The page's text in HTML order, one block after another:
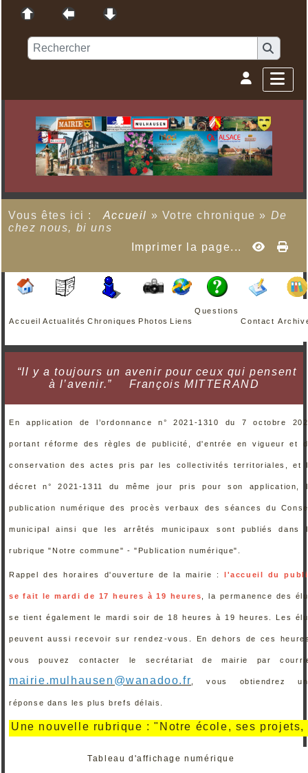
Vous êtes ici : Accueil » Votre chronique » De
chez nous, bi uns
Imprimer la page...
Accueil Actualités Chroniques Photos Liens
Questions
Contact
“Il y a toujours un avenir pour ceux qui pensent
à l’avenir.”
François MITTERAND
En application de l’ordonnance n° 2021-1310 du 7 octobre
portant réforme des règles de publicité, d'entrée en vigueur et
conservation des actes pris par les collectivités territoriales, et
décret n° 2021-1311 du même jour pris pour son application,
publication numérique des procès verbaux des séances du
municipal ainsi que les arrêtés municipaux sont publiés dans
rubrique "Notre commune" - "Publication numérique".
Rappel des horaires d'ouverture de la mairie : l'accueil du
se fait le mardi de 17 heures à 19 heures , la permanence des
se tient également le mardi soir de 18 heures à 19 heures. Les
peuvent aussi recevoir sur rendez-vous. En dehors de ces
vous pouvez contacter le secrétariat de mairie par
mairie.mulhausen@wanadoo.fr , vous obtiendrez
réponse dans les plus brefs délais.
nouvelle rubrique : "Notre école, ses projets,
Tableau d'affichage numérique